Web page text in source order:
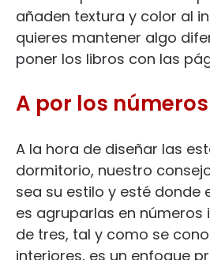
añaden textura y color al
quieres mantener algo
poner los libros con las
A por los
A la hora de diseñar las
dormitorio, nuestro
sea su estilo y esté donde
es agruparlas en números
de tres, tal y como se
interiores, es un enfoque